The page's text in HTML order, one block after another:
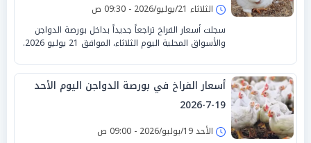
الثلاثاء 21/يوليو/2026 - 09:30 ص
سجلت أسعار الفراخ تراجعاً جديداً بداخل بورصة الدواجن
والأسواق المحلية اليوم الثلاثاء، الموافق 21 يوليو 2026.
أسعار الفراخ في بورصة الدواجن اليوم الأحد
19-7-2026
الأحد 19/يوليو/2026 - 09:00 ص